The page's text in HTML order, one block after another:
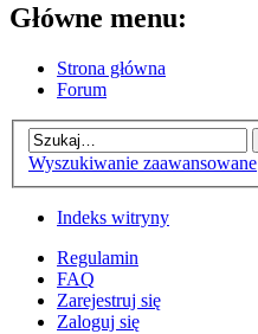
Główne menu:
Strona główna
Forum
Wyszukiwanie zaawansowane
Indeks witryny
Regulamin
FAQ
Zarejestruj się
Zaloguj się